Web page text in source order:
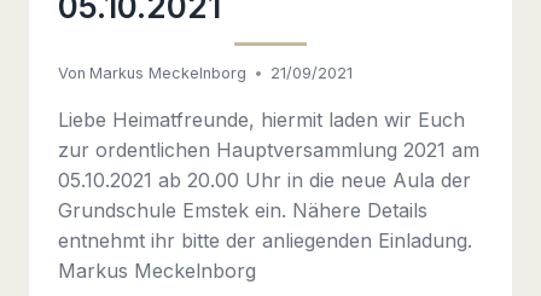
Von Markus Meckelnborg 21/09/2021
Liebe Heimatfreunde, hiermit laden wir Euch
zur ordentlichen Hauptversammlung 2021 am
05.10.2021 ab 20.00 Uhr in die neue Aula der
Grundschule Emstek ein. Nähere Details
entnehmt ihr bitte der anliegenden Einladung.
Markus Meckelnborg